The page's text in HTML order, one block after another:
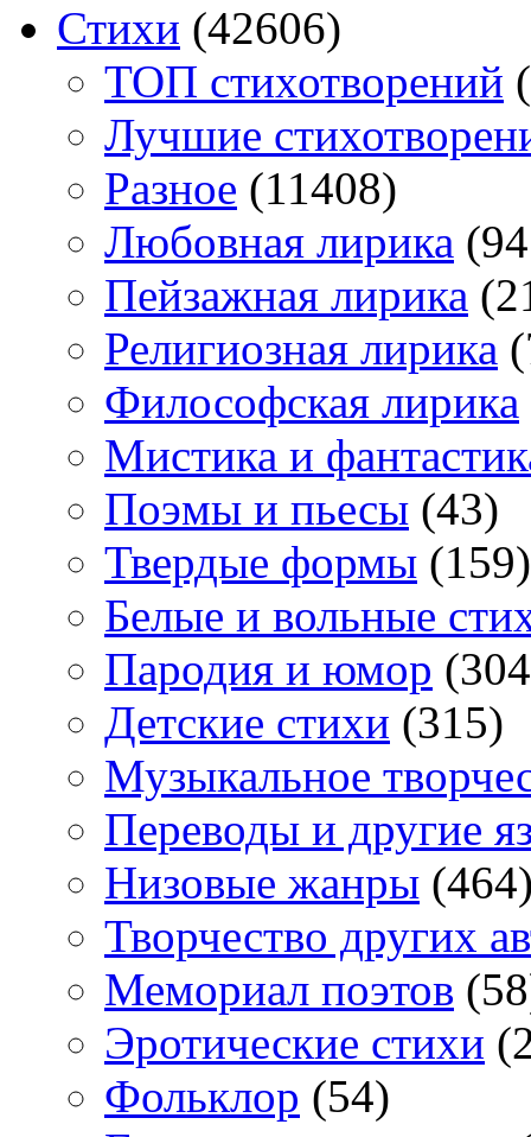
Стихи (42606)
TOП стихотворений
Лучшие
Разное (11408)
Любовная лирика
Пейзажная лирика
Религиозная лирика
Философская лирика
Мистика и
Поэмы и пьесы (43)
Твердые формы (159)
Белые и вольные
Пародия и юмор
Детские стихи (315)
Музыкальное
Переводы и другие
Низовые жанры
Творчество других
Мемориал поэтов
Эротические стихи
Фольклор (54)